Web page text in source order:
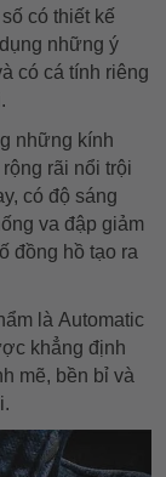
có thiết kế
những ý
có cá tính riêng
những kính
rãi nổi trội
có độ sáng
va đập giảm
đồng hồ tạo ra
là Automatic
khẳng định
mẽ, bền bỉ và